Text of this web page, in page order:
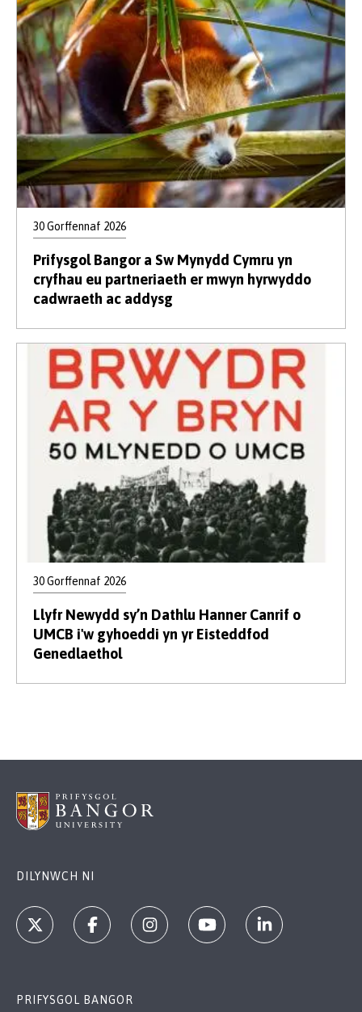
30 Gorffennaf 2026
Prifysgol Bangor a Sw Mynydd Cymru yn
cryfhau eu partneriaeth er mwyn hyrwyddo
cadwraeth ac addysg
30 Gorffennaf 2026
Llyfr Newydd sy’n Dathlu Hanner Canrif o
UMCB i'w gyhoeddi yn yr Eisteddfod
Genedlaethol
DILYNWCH NI
PRIFYSGOL BANGOR